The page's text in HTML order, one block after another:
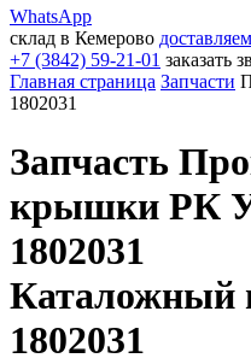
WhatsApp
склад в Кемерово
+7 (3842) 59-21-01 заказать
Главная страница Запчасти
1802031
Запчасть
крышки РК
1802031
Каталожный
1802031